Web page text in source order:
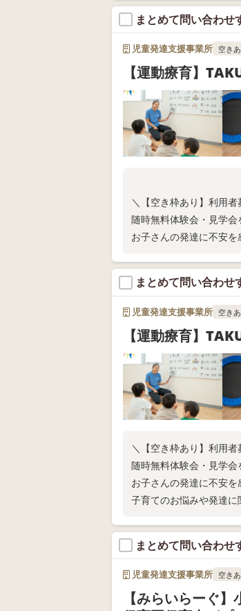
まとめて問い合わせ
児童発達支援事業所 空き
【運動療育】
＼【空き枠あり】利用
随時無料体験会・見学
お子さんの発達に不安
い！
まとめて問い合わせ
児童発達支援事業所 空き
【運動療育】
＼【空き枠あり】利用
随時無料体験会・見学
お子さんの発達に不安
子育てのお悩みや発達
まとめて問い合わせ
児童発達支援事業所 空き
【みらいらーぐ